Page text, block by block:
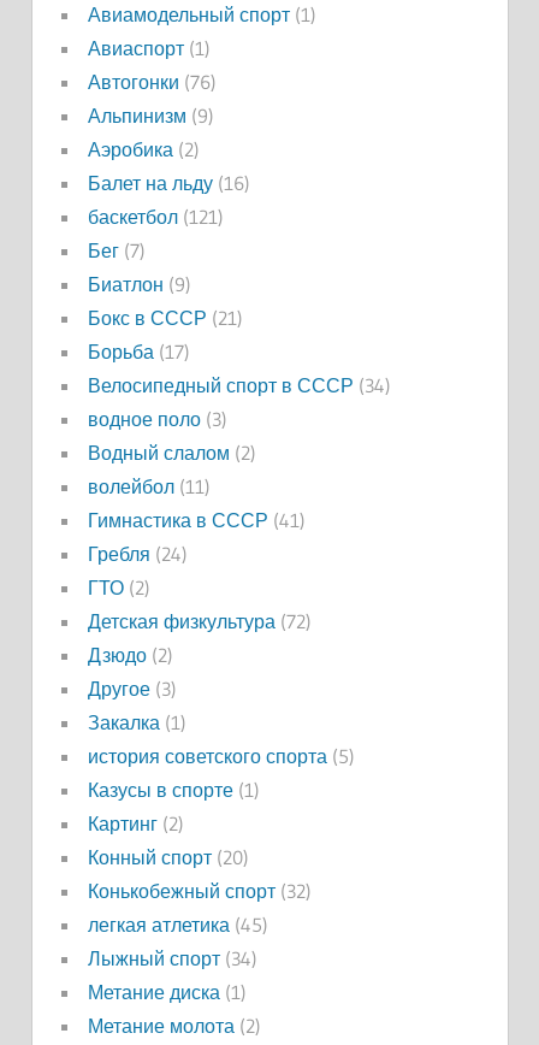
Авиамодельный спорт(1)
Авиаспорт(1)
Автогонки (76)
Альпинизм (9)
Аэробика (2)
Балет на льду(16)
баскетбол(121)
Бег(7)
Биатлон (9)
Бокс в СССР (21)
Борьба (17)
Велосипедный спорт в СССР (34)
водное поло(3)
Водный слалом (2)
волейбол(11)
Гимнастика в СССР (41)
Гребля (24)
ГТО(2)
Детская физкультура (72)
Дзюдо(2)
Другое(3)
Закалка (1)
история советского спорта (5)
Казусы в спорте(1)
Картинг(2)
Конный спорт(20)
Конькобежный спорт(32)
легкая атлетика (45)
Лыжный спорт(34)
Метание диска (1)
Метание молота (2)